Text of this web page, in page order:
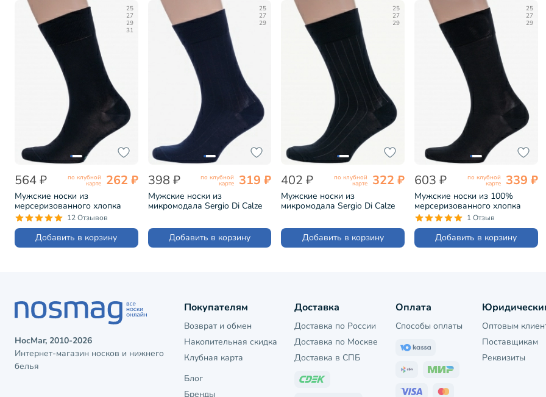
25
27
29
31
564 ₽ по клубной
карте 262 ₽
Мужские носки из
мерсеризованного хлопка
Grinston ЧЕРНЫЕ (15D3)
12 Отзывов
Добавить в корзину
25
27
29
398 ₽ по клубной
карте 319 ₽
Мужские носки из
микромодала Sergio Di Calze
Добавить в корзину
25
27
29
402 ₽ по клубной
карте 322 ₽
Мужские носки из
микромодала Sergio Di Calze
Добавить в корзину
25
27
29
603 ₽ по клубной
карте 339 ₽
Мужские носки из 100%
мерсеризованного хлопка
Sergio Di Calze ЧЕРНЫЕ
(15SC1)
1 Отзыв
Добавить в корзину
НосМаг, 2010-2026
Интернет-магазин носков и нижнего
белья
Покупателям
Возврат и обмен
Накопительная скидка
Клубная карта
Блог
Бренды
Доставка
Доставка по России
Доставка по Москве
Доставка в СПБ
Оплата
Способы оплаты
Оптовым
Поставщикам
Реквизиты